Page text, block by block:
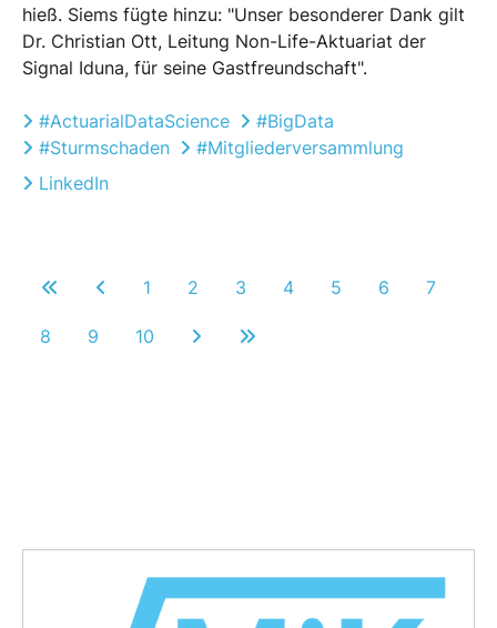
hieß. Siems fügte hinzu: "Unser besonderer Dank gilt
Dr. Christian Ott, Leitung Non-Life-Aktuariat der
Signal Iduna, für seine Gastfreundschaft".
#ActuarialDataScience
#BigData
#Sturmschaden
#Mitgliederversammlung
LinkedIn
1 2 3 4 5 6 7
8 9 10